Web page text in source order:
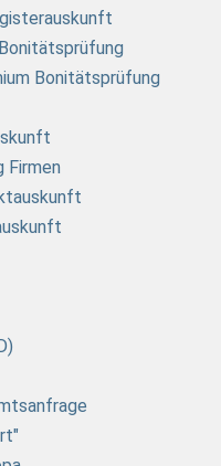
Bonitätsprüfung
Firmen